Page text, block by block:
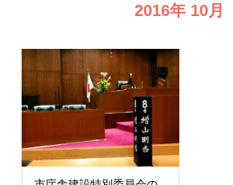
2016年 10月